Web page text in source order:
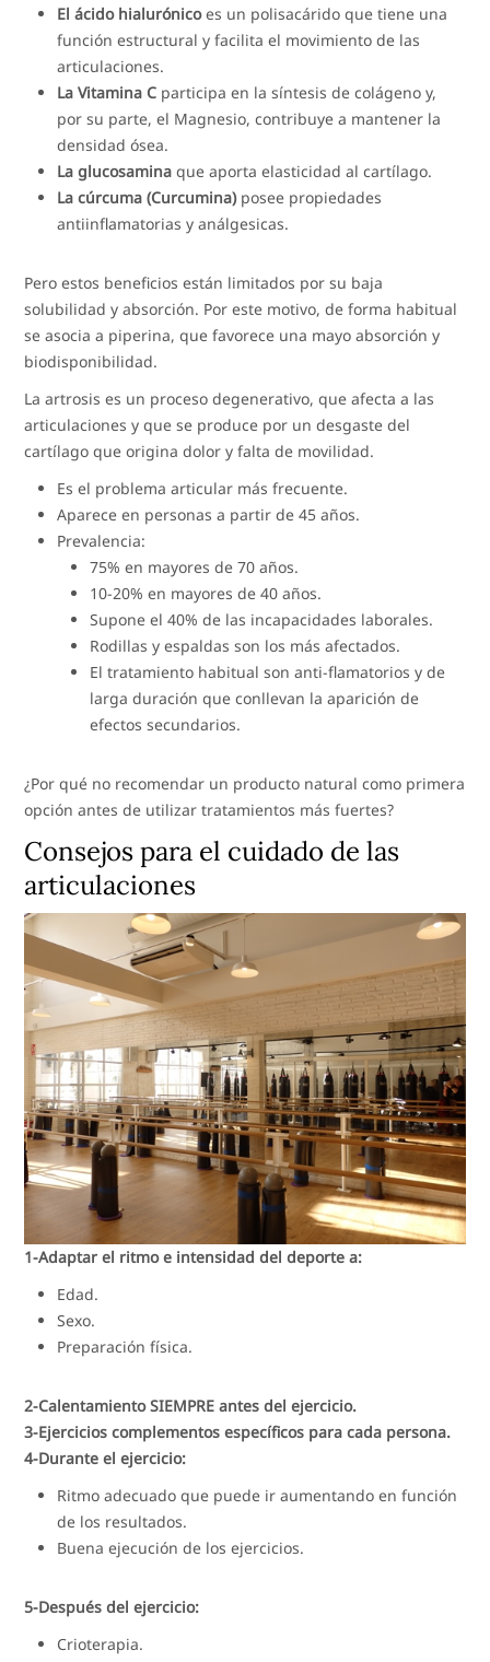
El ácido hialurónicoes un polisacárido que tiene una
función estructural y facilita el movimiento de las
articulaciones.
La Vitamina C participa en la síntesis de colágeno y,
por su parte, el Magnesio, contribuye a mantener la
densidad ósea.
La glucosamina que aporta elasticidad al cartílago.
La cúrcuma (Curcumina)posee propiedades
antiinflamatorias y análgesicas.
Pero estos beneficios están limitados por su baja
solubilidad y absorción. Por este motivo, de forma habitual
se asocia a piperina, que favorece una mayo absorción y
biodisponibilidad.
La artrosis es un proceso degenerativo, que afecta a las
articulaciones y que se produce por un desgaste del
cartílago que origina dolor y falta de movilidad.
Es el problema articular más frecuente.
Aparece en personas a partir de 45 años.
Prevalencia:
75% en mayores de 70 años.
10-20% en mayores de 40 años.
Supone el 40% de las incapacidades laborales.
Rodillas y espaldas son los más afectados.
El tratamiento habitual son anti-flamatorios y de
larga duración que conllevan la aparición de
efectos secundarios.
¿Por qué no recomendar un producto natural como primera
opción antes de utilizar tratamientos más fuertes?
Consejos para el cuidado de las
articulaciones
1-Adaptar el ritmo e intensidad del deporte a:
Edad.
Sexo.
Preparación física.
2-Calentamiento SIEMPRE antes del ejercicio.
3-Ejercicios complementos específicos para cada persona.
4-Durante el ejercicio:
Ritmo adecuado que puede ir aumentando en función
de los resultados.
Buena ejecución de los ejercicios.
5-Después del ejercicio:
Crioterapia.